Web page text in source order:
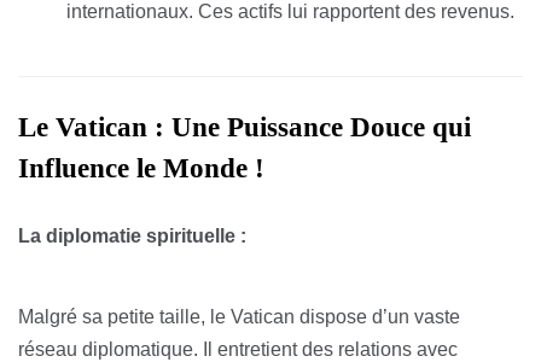
internationaux. Ces actifs lui rapportent des revenus.
Le Vatican : Une Puissance Douce qui
Influence le Monde !
La diplomatie spirituelle :
Malgré sa petite taille, le Vatican dispose d’un vaste
réseau diplomatique. Il entretient des relations avec